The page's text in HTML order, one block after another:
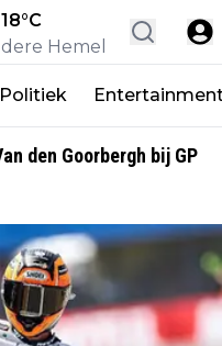
18°C
Hemel
Politiek
den Goorbergh bij GP